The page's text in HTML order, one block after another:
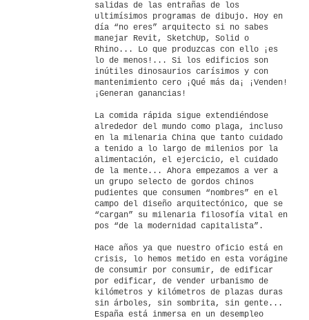
salidas de las entrañas de los
ultimísimos programas de dibujo. Hoy en
día “no eres” arquitecto si no sabes
manejar Revit, SketchUp, Solid o
Rhino... Lo que produzcas con ello ¡es
lo de menos!... Si los edificios son
inútiles dinosaurios carísimos y con
mantenimiento cero ¡Qué más da¡ ¡Venden!
¡Generan ganancias!
La comida rápida sigue extendiéndose
alrededor del mundo como plaga, incluso
en la milenaria China que tanto cuidado
a tenido a lo largo de milenios por la
alimentación, el ejercicio, el cuidado
de la mente... Ahora empezamos a ver a
un grupo selecto de gordos chinos
pudientes que consumen “nombres” en el
campo del diseño arquitectónico, que se
“cargan” su milenaria filosofía vital en
pos “de la modernidad capitalista”.
Hace años ya que nuestro oficio está en
crisis, lo hemos metido en esta vorágine
de consumir por consumir, de edificar
por edificar, de vender urbanismo de
kilómetros y kilómetros de plazas duras
sin árboles, sin sombrita, sin gente...
España está inmersa en un desempleo